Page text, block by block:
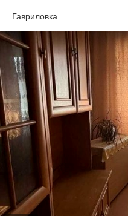
оренду. У квартирі
що забезпечує комфортну
комунальних платежах.
1 поверх зроблений ремонт
індивідуальне газове
сполучення з Києвом та
інфраструктура для
Академмістечку Ціна: 28 000
тільки за готівку
Гавриловка